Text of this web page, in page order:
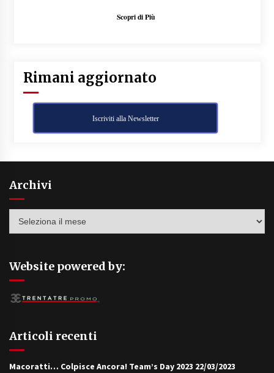
Scopri di Più
Rimani aggiornato
Iscriviti alla Newsletter
Archivi
Website powered by:
Articoli recenti
Macoratti… Colpisce Ancora! Team’s Day 2023 22/03/2023